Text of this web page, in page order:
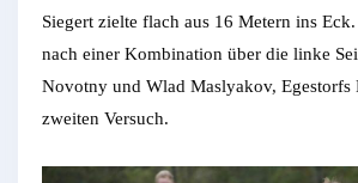
Siegert zielte flach aus 16 Metern ins
nach einer Kombination über die linke
Novotny und Wlad Maslyakov, Egestorfs
zweiten Versuch.